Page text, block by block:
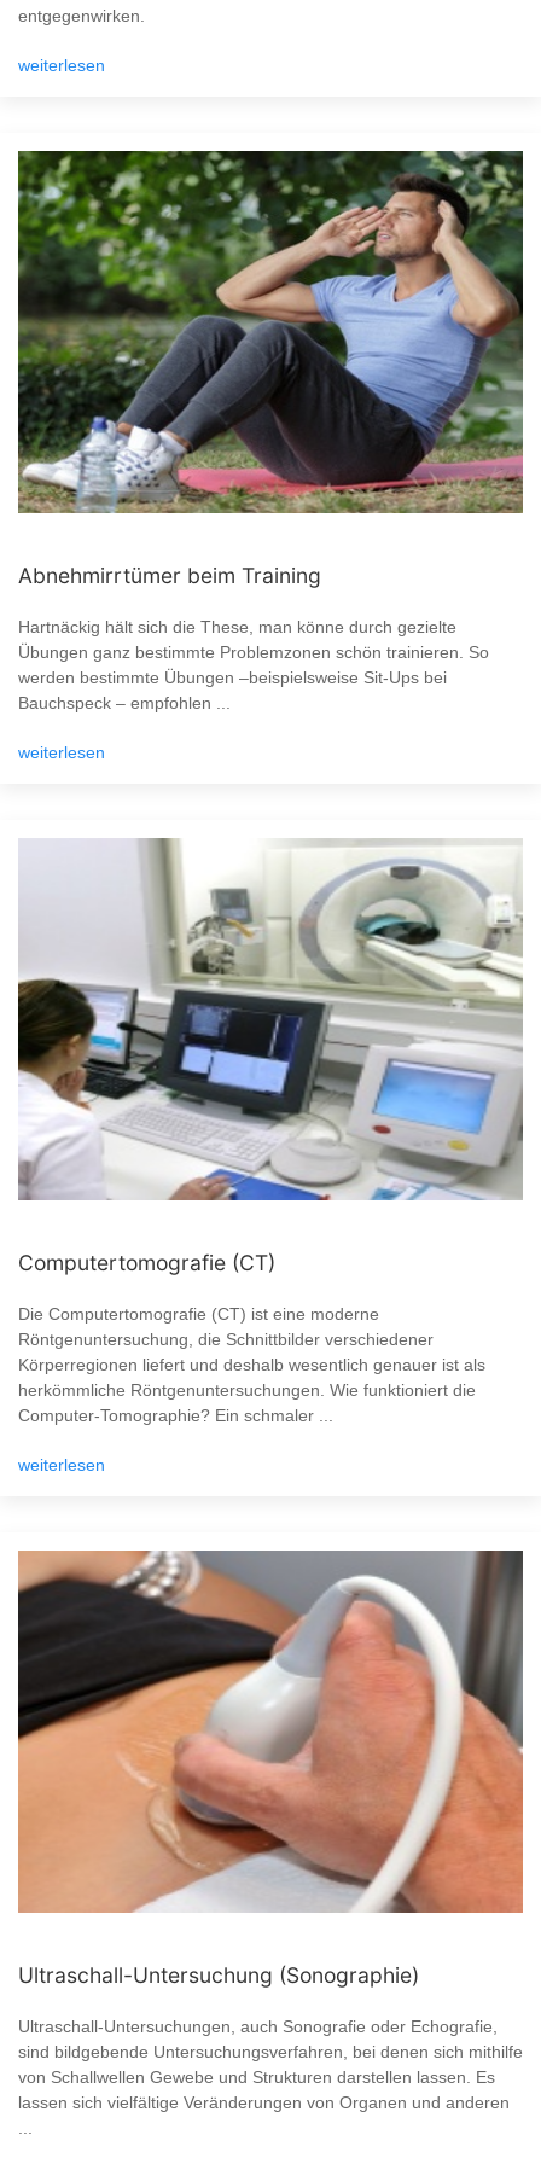
entgegenwirken.
weiterlesen
Abnehmirrtümer beim Training
Hartnäckig hält sich die These, man könne durch gezielte
Übungen ganz bestimmte Problemzonen schön trainieren. So
werden bestimmte Übungen –beispielsweise Sit-Ups bei
Bauchspeck – empfohlen ...
weiterlesen
Computertomografie (CT)
Die Computertomografie (CT) ist eine moderne
Röntgenuntersuchung, die Schnittbilder verschiedener
Körperregionen liefert und deshalb wesentlich genauer ist als
herkömmliche Röntgenuntersuchungen. Wie funktioniert die
Computer-Tomographie? Ein schmaler ...
weiterlesen
Ultraschall-Untersuchung (Sonographie)
Ultraschall-Untersuchungen, auch Sonografie oder Echografie,
sind bildgebende Untersuchungsverfahren, bei denen sich mithilfe
von Schallwellen Gewebe und Strukturen darstellen lassen. Es
lassen sich vielfältige Veränderungen von Organen und anderen
...